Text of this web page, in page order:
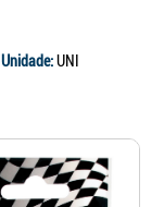
Unidade:UNI